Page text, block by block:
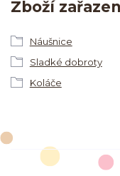
Zboží
Náušnice
Sladké dobroty
Koláče